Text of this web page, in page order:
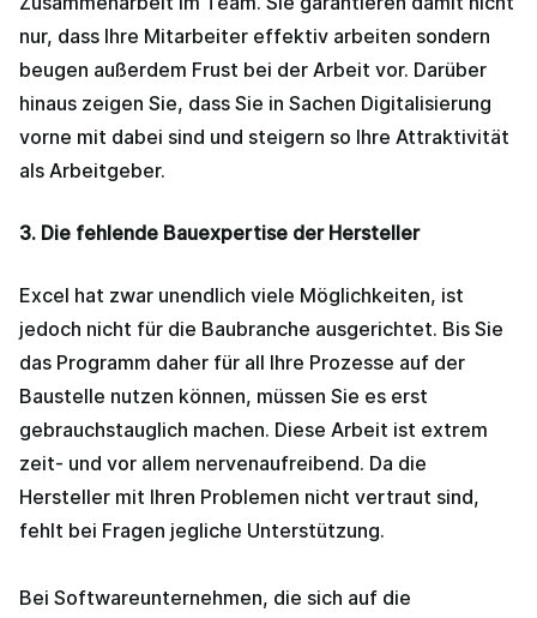
nur, dass Ihre Mitarbeiter effektiv arbeiten sondern
beugen außerdem Frust bei der Arbeit vor. Darüber
hinaus zeigen Sie, dass Sie in Sachen Digitalisierung
vorne mit dabei sind und steigern so Ihre Attraktivität
als Arbeitgeber.
3. Die fehlende Bauexpertise der Hersteller
Excel hat zwar unendlich viele Möglichkeiten, ist
jedoch nicht für die Baubranche ausgerichtet. Bis Sie
das Programm daher für all Ihre Prozesse auf der
Baustelle nutzen können, müssen Sie es erst
gebrauchstauglich machen. Diese Arbeit ist extrem
zeit- und vor allem nervenaufreibend. Da die
Hersteller mit Ihren Problemen nicht vertraut sind,
fehlt bei Fragen jegliche Unterstützung.
Bei Softwareunternehmen, die sich auf die